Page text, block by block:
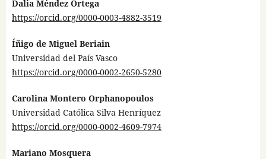
Dalia Méndez Ortega
https://orcid.org/0000-0003-4882-3519
Íñigo de Miguel Beriain
Universidad del País Vasco
https://orcid.org/0000-0002-2650-5280
Carolina Montero Orphanopoulos
Universidad Católica Silva Henríquez
https://orcid.org/0000-0002-4609-7974
Mariano Mosquera